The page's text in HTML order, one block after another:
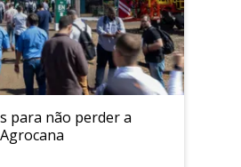
para não perder a